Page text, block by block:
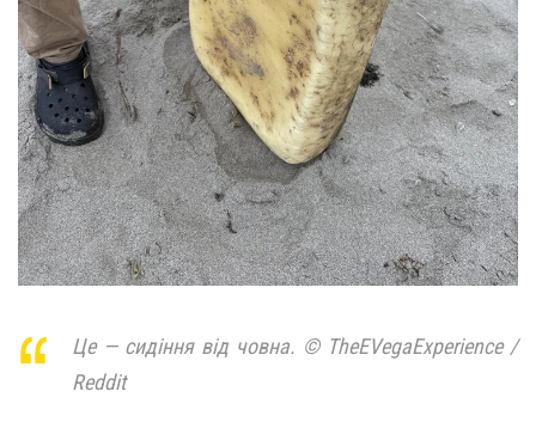
Це — сидіння від човна. © TheEVegaExperience /
Reddit